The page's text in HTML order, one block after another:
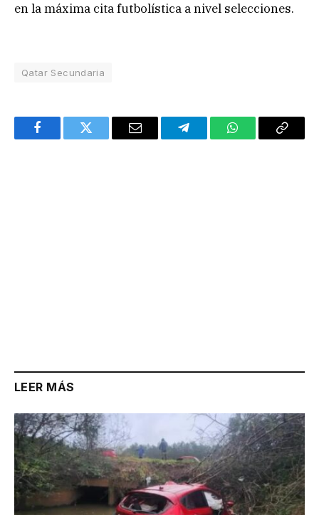
en la máxima cita futbolística a nivel selecciones.
Qatar Secundaria
FacebookTwitter Email TelegramWhatsAppCopy
LEER MÁS